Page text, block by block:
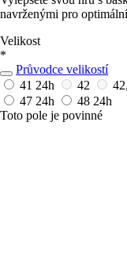
navrženými pro
Velikost
*
Průvodce velikostí
41 24h 42
47 24h 48 24h
Toto pole je povinné